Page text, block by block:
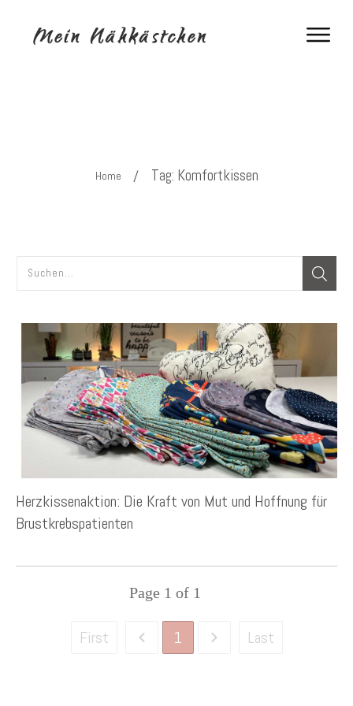
Home / Tag: Komfortkissen
Herzkissenaktion: Die Kraft von Mut und Hoffnung für
Brustkrebspatienten
Page 1 of 1
First 1 Last